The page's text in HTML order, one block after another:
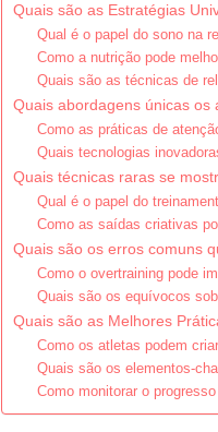
Quais são as Estratégias
Qual é o papel do sono na
Como a nutrição pode
Quais são as técnicas de
Quais abordagens únicas
Como as práticas de
Quais tecnologias
Quais técnicas raras se
Qual é o papel do
Como as saídas criativas
Quais são os erros comuns
Como o overtraining pode
Quais são os equívocos
Quais são as Melhores
Como os atletas podem
Quais são os elementos-
Como monitorar o